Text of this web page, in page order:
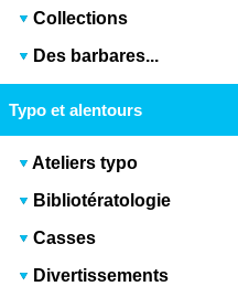
Collections
Des barbares...
Typo et alentours
Ateliers typo
Bibliotératologie
Casses
Divertissements